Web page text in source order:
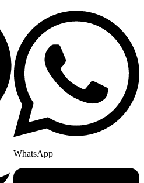
WhatsApp